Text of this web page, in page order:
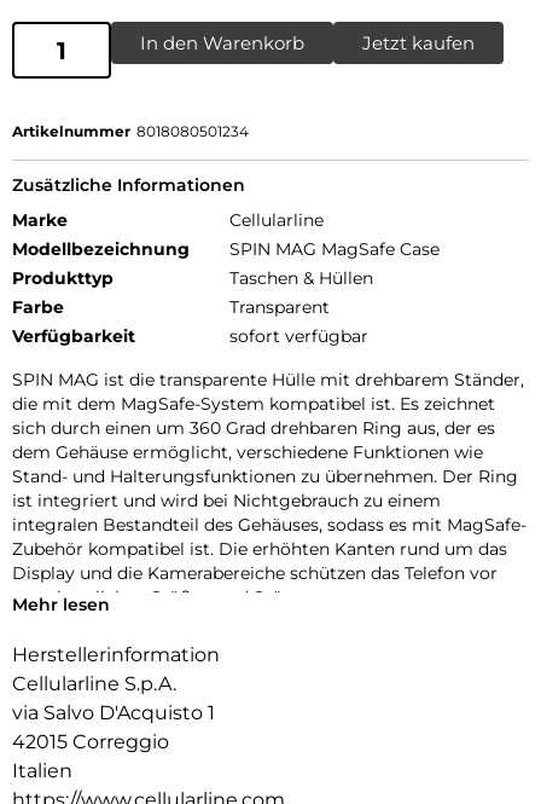
In den Warenkorb Jetzt kaufen
Artikelnummer 8018080501234
Zusätzliche Informationen
Marke
Cellularline
Modellbezeichnung
SPIN MAG MagSafe Case
Produkttyp
Taschen & Hüllen
Farbe
Transparent
Verfügbarkeit
sofort verfügbar
SPIN MAG ist die transparente Hülle mit drehbarem Ständer,
die mit dem MagSafe-System kompatibel ist. Es zeichnet
sich durch einen um 360 Grad drehbaren Ring aus, der es
dem Gehäuse ermöglicht, verschiedene Funktionen wie
Stand- und Halterungsfunktionen zu übernehmen. Der Ring
ist integriert und wird bei Nichtgebrauch zu einem
integralen Bestandteil des Gehäuses, sodass es mit MagSafe-
Zubehör kompatibel ist. Die erhöhten Kanten rund um das
Display und die Kamerabereiche schützen das Telefon vor
versehentlichen Stößen und Stürzen.
Mehr lesen
Herstellerinformation
Cellularline S.p.A.
via Salvo D'Acquisto 1
42015 Correggio
Italien